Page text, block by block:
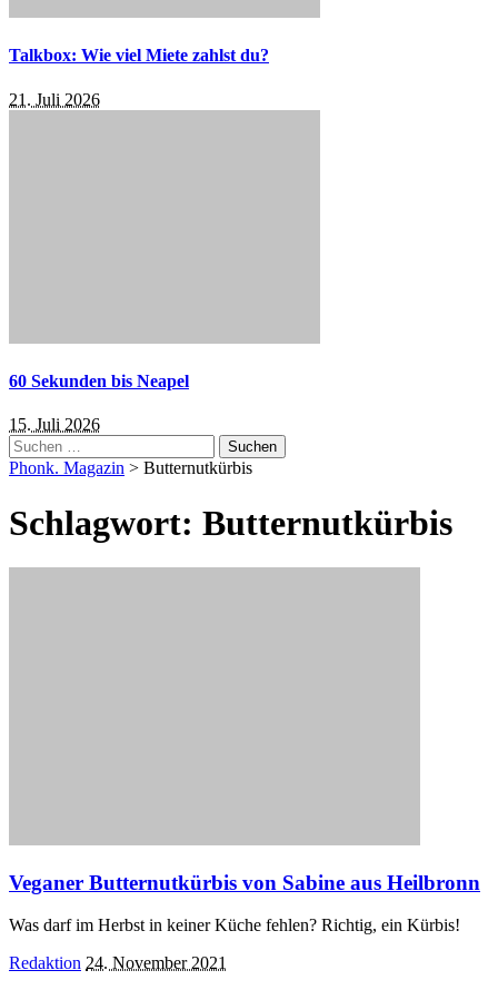
Talkbox: Wie viel Miete zahlst du?
21. Juli 2026
60 Sekunden bis Neapel
15. Juli 2026
Suchen
nach:
Phonk. Magazin > Butternutkürbis
Schlagwort: Butternutkürbis
Veganer Butternutkürbis von Sabine aus Heilbronn
Was darf im Herbst in keiner Küche fehlen? Richtig, ein Kürbis!
Posted
Redaktion 24. November 2021